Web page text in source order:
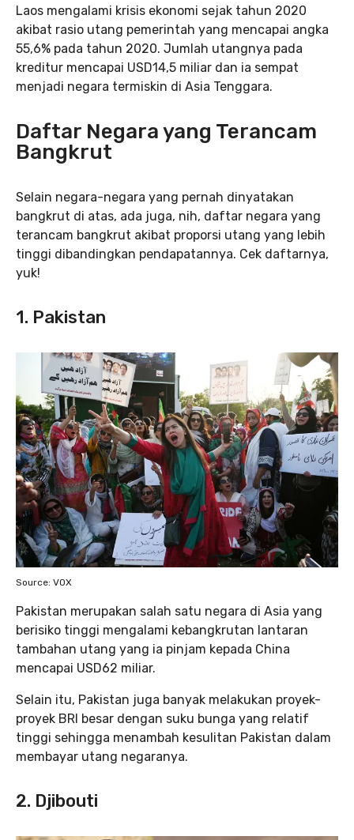
Laos mengalami krisis ekonomi sejak tahun 2020
akibat rasio utang pemerintah yang mencapai angka
55,6% pada tahun 2020. Jumlah utangnya pada
kreditur mencapai USD14,5 miliar dan ia sempat
menjadi negara termiskin di Asia Tenggara.
Daftar Negara yang Terancam
Bangkrut
Selain negara-negara yang pernah dinyatakan
bangkrut di atas, ada juga, nih, daftar negara yang
terancam bangkrut akibat proporsi utang yang lebih
tinggi dibandingkan pendapatannya. Cek daftarnya,
yuk!
1. Pakistan
Source: VOX
Pakistan merupakan salah satu negara di Asia yang
berisiko tinggi mengalami kebangkrutan lantaran
tambahan utang yang ia pinjam kepada China
mencapai USD62 miliar.
Selain itu, Pakistan juga banyak melakukan proyek-
proyek BRI besar dengan suku bunga yang relatif
tinggi sehingga menambah kesulitan Pakistan dalam
membayar utang negaranya.
2. Djibouti